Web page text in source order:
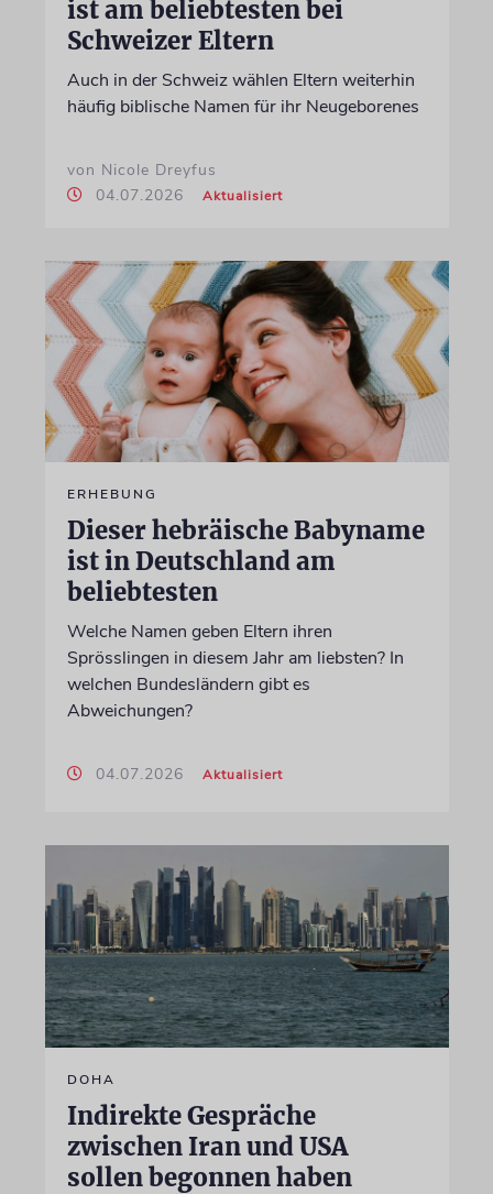
ist am beliebtesten bei
Schweizer Eltern
Auch in der Schweiz wählen Eltern weiterhin
häufig biblische Namen für ihr Neugeborenes
von Nicole Dreyfus
04.07.2026
Aktualisiert
ERHEBUNG
Dieser hebräische Babyname
ist in Deutschland am
beliebtesten
Welche Namen geben Eltern ihren
Sprösslingen in diesem Jahr am liebsten? In
welchen Bundesländern gibt es
Abweichungen?
04.07.2026 Aktualisiert
DOHA
Indirekte Gespräche
zwischen Iran und USA
sollen begonnen haben